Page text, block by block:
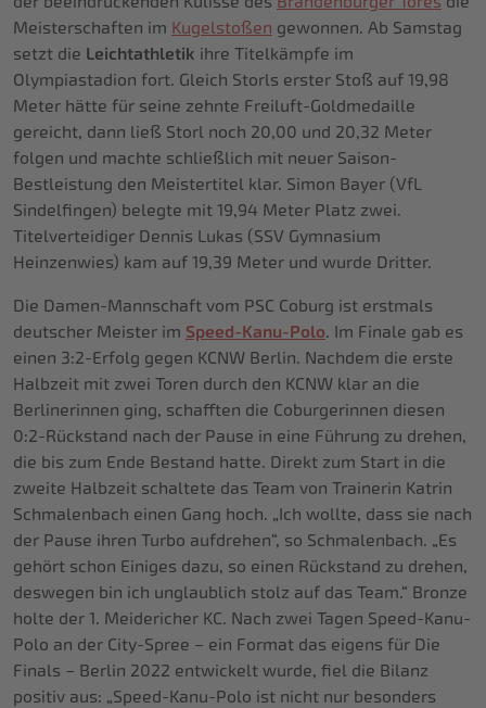
Meisterschaften im Kugelstoßen gewonnen. Ab Samstag
setzt die Leichtathletik ihre Titelkämpfe im
Olympiastadion fort. Gleich Storls erster Stoß auf 19,98
Meter hätte für seine zehnte Freiluft-Goldmedaille
gereicht, dann ließ Storl noch 20,00 und 20,32 Meter
folgen und machte schließlich mit neuer Saison-
Bestleistung den Meistertitel klar. Simon Bayer (VfL
Sindelfingen) belegte mit 19,94 Meter Platz zwei.
Titelverteidiger Dennis Lukas (SSV Gymnasium
Heinzenwies) kam auf 19,39 Meter und wurde Dritter.
Die Damen-Mannschaft vom PSC Coburg ist erstmals
deutscher Meister im Speed-Kanu-Polo. Im Finale gab es
einen 3:2-Erfolg gegen KCNW Berlin. Nachdem die erste
Halbzeit mit zwei Toren durch den KCNW klar an die
Berlinerinnen ging, schafften die Coburgerinnen diesen
0:2-Rückstand nach der Pause in eine Führung zu drehen,
die bis zum Ende Bestand hatte. Direkt zum Start in die
zweite Halbzeit schaltete das Team von Trainerin Katrin
Schmalenbach einen Gang hoch. „Ich wollte, dass sie nach
der Pause ihren Turbo aufdrehen“, so Schmalenbach. „Es
gehört schon Einiges dazu, so einen Rückstand zu drehen,
deswegen bin ich unglaublich stolz auf das Team.“ Bronze
holte der 1. Meidericher KC. Nach zwei Tagen Speed-Kanu-
Polo an der City-Spree – ein Format das eigens für Die
Finals – Berlin 2022 entwickelt wurde, fiel die Bilanz
positiv aus: „Speed-Kanu-Polo ist nicht nur besonders